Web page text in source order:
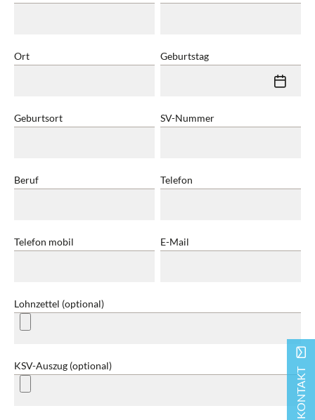
Ort Geburtstag
calendar
Geburtsort SV-Nummer
Beruf Telefon
Telefon mobil E-Mail
Lohnzettel (optional)
KSV-Auszug (optional)
KONTAKT
mail